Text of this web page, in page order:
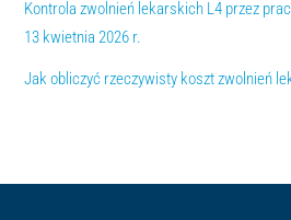
Kontrola zwolnień lekarskich L4 przez
13 kwietnia 2026 r.
Jak obliczyć rzeczywisty koszt zwolnień